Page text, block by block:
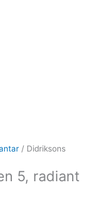
/ Didriksons
5, radiant